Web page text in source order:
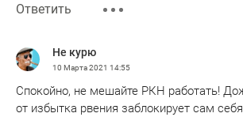
Ответить
Не курю
10 Марта 2021 14:55
Спокойно, не мешайте РКН работать!
от избытка рвения заблокирует сам